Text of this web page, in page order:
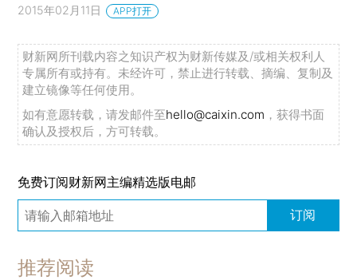
2015年02月11日 APP打开
财新网所刊载内容之知识产权为财新传媒及/或相关权利人
专属所有或持有。未经许可，禁止进行转载、摘编、复制及
建立镜像等任何使用。
如有意愿转载，请发邮件至hello@caixin.com ，获得书面
确认及授权后，方可转载。
免费订阅财新网主编精选版电邮
订阅
推荐阅读